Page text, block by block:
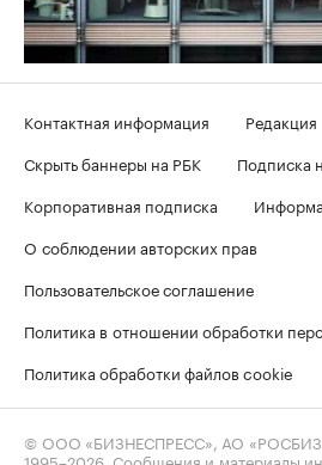
Контактная информация
Редакция
Скрыть баннеры на РБК
Подписка
Корпоративная подписка
О соблюдении авторских прав
Пользовательское соглашение
Политика в отношении обработки
Политика обработки файлов cookie
© ООО «БИЗНЕСПРЕСС», АО
1995–2026 . Сообщения и материалы